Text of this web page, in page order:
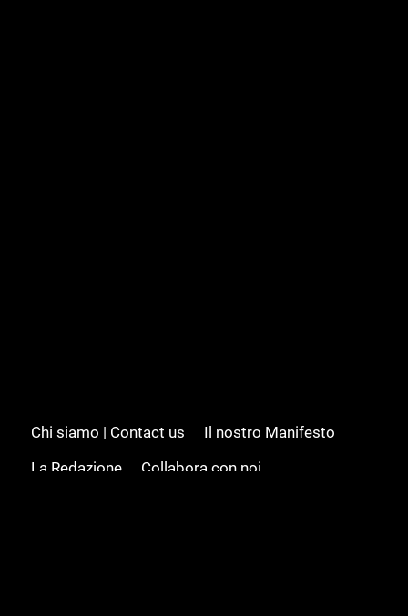
Chi siamo | Contact us
Il nostro Manifesto
La Redazione
Collabora con noi